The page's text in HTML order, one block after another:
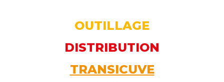
OUTILLAGE
DISTRIBUTION
TRANSICUVE